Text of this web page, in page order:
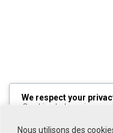
Nous utilisons des
We respect your
Cookies help us
Allto decline non-